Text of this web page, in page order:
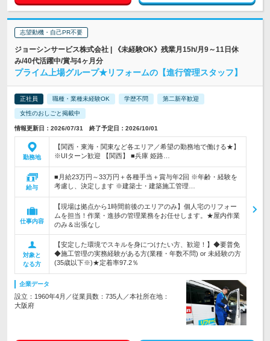
志望動機・自己PR不要
ジョーシンサービス株式会社 | 《未経験OK》残業月15h/月9～11日休
み/40代活躍中/賞与4ヶ月分
プライム上場グループ★リフォームの【進行管理スタッフ】
正社員 職種・業種未経験OK 学歴不問 第二新卒歓迎
女性のおしごと掲載中
情報更新日：2026/07/31 終了予定日：2026/10/01
勤務地
【関西・東海・関東など各エリア／希望の勤務地で働ける★】
※UIターン歓迎 【関西】 ■兵庫 姫路…
給与
■月給23万円～33万円＋各種手当＋賞与年2回 ※年齢・経験を
考慮し、決定します ※建築士・建築施工管理…
仕事内容
【現場は拠点から1時間前後のエリアのみ】個人宅のリフォー
ムを担当！作業・進捗の管理業務をお任せします。★屋内作業
のみ＆出張なし
対象と
なる方
【安定した環境でスキルを身につけたい方、歓迎！】◆要普免
◆施工管理の実務経験がある方(業種・年数不問) or 未経験の方
(35歳以下※)★定着率97.2％
企業データ
設立：1960年4月／従業員数：735人／本社所在地：
大阪府